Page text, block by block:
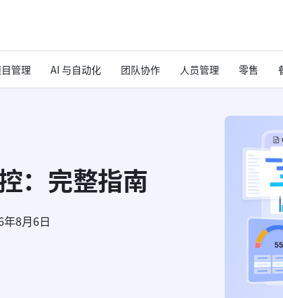
管理 AI 与自动化 团队协作 人员管理 零售
：完整指南
年8月6日